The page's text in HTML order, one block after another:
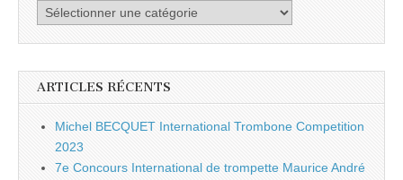
Catégories
ARTICLES RÉCENTS
Michel BECQUET International Trombone Competition
2023
7e Concours International de trompette Maurice André